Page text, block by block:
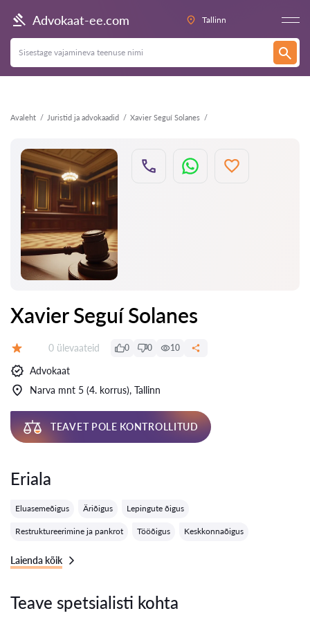
Advokaat-ee.com Tallinn
Avaleht Juristid ja advokaadid Xavier Seguí Solanes
Tagasi
Xavier Seguí Solanes
Ülevaateid:
0 ülevaateid 0 0 10
Advokaat
Narva mnt 5 (4. korrus), Tallinn
TEAVET POLE KONTROLLITUD
Eriala
Eluasemeõigus Äriõigus Lepingute õigus
Restruktureerimine ja pankrot Tööõigus Keskkonnaõigus
Laienda kõik
Teave spetsialisti kohta